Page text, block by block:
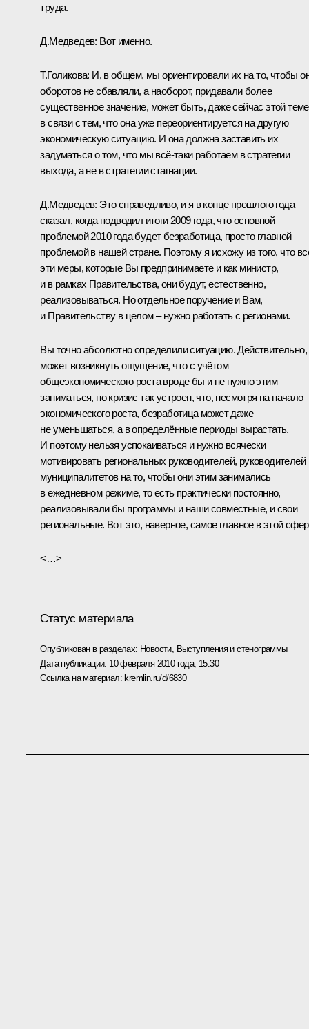
труда.
Д.Медведев: Вот именно.
Т.Голикова: И, в общем, мы ориентировали их на то, чтобы
оборотов не сбавляли, а наоборот, придавали более
существенное значение, может быть, даже сейчас этой теме
в связи с тем, что она уже переориентируется на другую
экономическую ситуацию. И она должна заставить их
задуматься о том, что мы всё‑таки работаем в стратегии
выхода, а не в стратегии стагнации.
Д.Медведев: Это справедливо, и я в конце прошлого года
сказал, когда подводил итоги 2009 года, что основной
проблемой 2010 года будет безработица, просто главной
проблемой в нашей стране. Поэтому я исхожу из того, что
эти меры, которые Вы предпринимаете и как министр,
и в рамках Правительства, они будут, естественно,
реализовываться. Но отдельное поручение и Вам,
и Правительству в целом – нужно работать с регионами.
Вы точно абсолютно определили ситуацию. Действительно,
может возникнуть ощущение, что с учётом
общеэкономического роста вроде бы и не нужно этим
заниматься, но кризис так устроен, что, несмотря на начало
экономического роста, безработица может даже
не уменьшаться, а в определённые периоды вырастать.
И поэтому нельзя успокаиваться и нужно всячески
мотивировать региональных руководителей, руководителей
муниципалитетов на то, чтобы они этим занимались
в ежедневном режиме, то есть практически постоянно,
реализовывали бы программы и наши совместные, и свои
региональные. Вот это, наверное, самое главное в этой
<…>
Статус материала
Опубликован в разделах: Новости, Выступления и стенограммы
Дата публикации: 10 февраля 2010 года, 15:30
Ссылка на материал: kremlin.ru/d/6830